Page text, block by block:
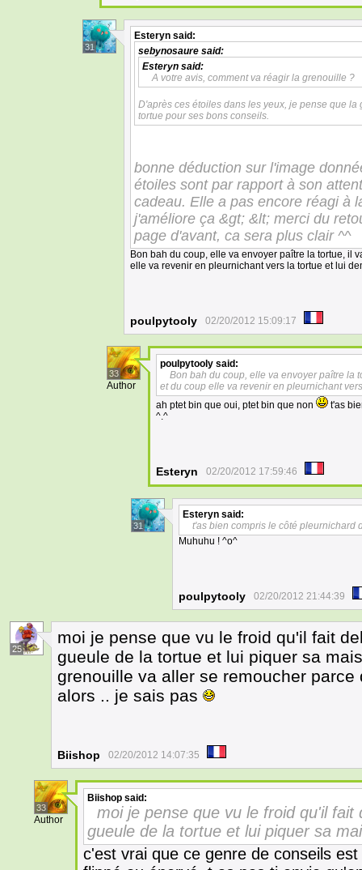
31
Esteryn said:
sebynosaure said:
Esteryn said:
A votre avis, comment va réagir la grenouille ?
D'après ces étoiles dans les yeux, je pense que
tortue pour ses bons conseils.
bonne déduction sur l'image
étoiles sont par rapport à son
cadeau. Elle a pas encore réagi à
j'améliore ça &gt; &lt; merci du
page d'avant, ca sera plus clair ^^
Bon bah du coup, elle va envoyer paître la tortue, il
elle va revenir en pleurnichant vers la tortue et lui
poulpytooly 02/20/2012 15:09:17
33
Author
poulpytooly said:
Bon bah du coup, elle va envoyer paître la
et du coup elle va revenir en pleurnichant
ah ptet bin que oui, ptet bin que non
t'as
^.^
Esteryn 02/20/2012 17:59:46
31
Esteryn said:
t'as bien compris le côté pleurnichard
Muhuhu ! ^o^
poulpytooly 02/20/2012 21:44:39
25
moi je pense que vu le froid qu'il fait
gueule de la tortue et lui piquer sa
grenouille va aller se remoucher
alors .. je sais pas
Biishop 02/20/2012 14:07:35
33
Author
Biishop said:
moi je pense que vu le froid qu'il
gueule de la tortue et lui piquer sa
c'est vrai que ce genre de conseils